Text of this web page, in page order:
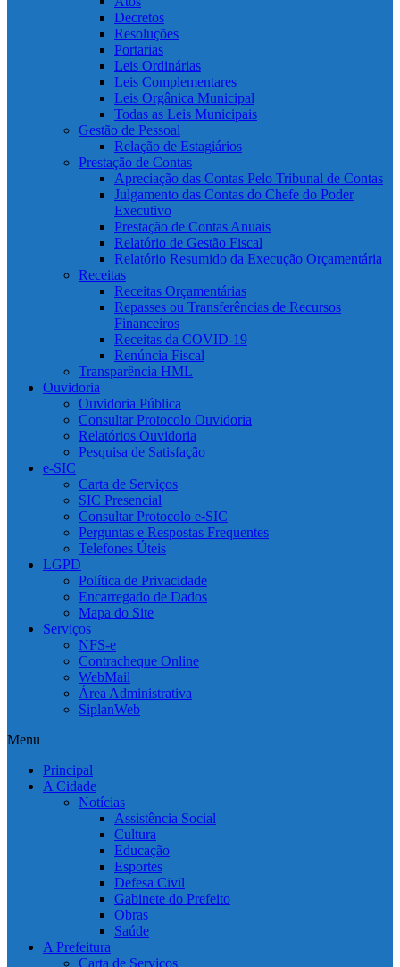
Decretos
Resoluções
Portarias
Leis Ordinárias
Leis Complementares
Leis Orgânica Municipal
Todas as Leis Municipais
Gestão de Pessoal
Relação de Estagiários
Prestação de Contas
Apreciação das Contas Pelo Tribunal de Contas
Julgamento das Contas do Chefe do Poder
Executivo
Prestação de Contas Anuais
Relatório de Gestão Fiscal
Relatório Resumido da Execução Orçamentária
Receitas
Receitas Orçamentárias
Repasses ou Transferências de Recursos
Financeiros
Receitas da COVID-19
Renúncia Fiscal
Transparência HML
Ouvidoria
Ouvidoria Pública
Consultar Protocolo Ouvidoria
Relatórios Ouvidoria
Pesquisa de Satisfação
e-SIC
Carta de Serviços
SIC Presencial
Consultar Protocolo e-SIC
Perguntas e Respostas Frequentes
Telefones Úteis
LGPD
Política de Privacidade
Encarregado de Dados
Mapa do Site
Serviços
NFS-e
Contracheque Online
WebMail
Área Administrativa
SiplanWeb
Menu
Principal
A Cidade
Notícias
Assistência Social
Cultura
Educação
Esportes
Defesa Civil
Gabinete do Prefeito
Obras
Saúde
A Prefeitura
Carta de Serviços